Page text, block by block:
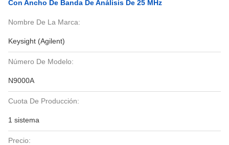
Con Ancho De Banda De Análisis De 25 MHz
Nombre De La Marca:
Keysight (Agilent)
Número De Modelo:
N9000A
Cuota De Producción:
1 sistema
Precio: